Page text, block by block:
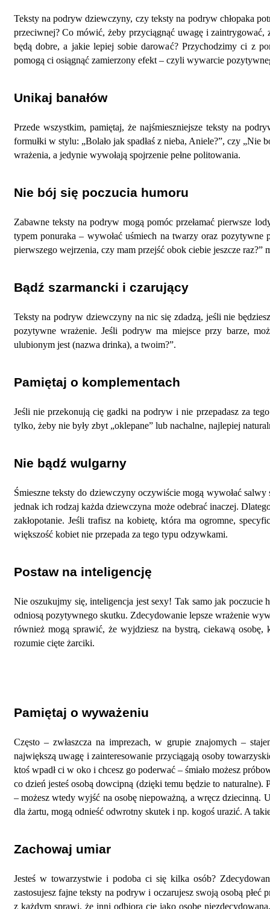
Teksty na podryw dziewczyny, czy teksty na podryw chłopaka
przeciwnej? Co mówić, żeby przyciągnąć uwagę i
będą dobre, a jakie lepiej sobie darować? Przychodzimy ci z
pomogą ci osiągnąć zamierzony efekt – czyli wywarcie
Unikaj banałów
Przede wszystkim, pamiętaj, że najśmieszniejsze teksty na
formułki w stylu: „Bolało jak spadłaś z nieba, Aniele?”, czy
wrażenia, a jedynie wywołają spojrzenie pełne politowania.
Nie bój się poczucia humoru
Zabawne teksty na podryw mogą pomóc przełamać pierwsze
typem ponuraka – wywołać uśmiech na twarzy oraz
pierwszego wejrzenia, czy mam przejść obok ciebie jeszcze raz?”
Bądź szarmancki i czarujący
Teksty na podryw dziewczyny na nic się zdadzą, jeśli nie
pozytywne wrażenie. Jeśli podryw ma miejsce przy barze,
ulubionym jest (nazwa drinka), a twoim?”.
Pamiętaj o komplementach
Jeśli nie przekonują cię gadki na podryw i nie przepadasz za
tylko, żeby nie były zbyt „oklepane” lub nachalne, najlepiej
Nie bądź wulgarny
Śmieszne teksty do dziewczyny oczywiście mogą wywołać
jednak ich rodzaj każda dziewczyna może odebrać inaczej.
zakłopotanie. Jeśli trafisz na kobietę, która ma ogromne,
większość kobiet nie przepada za tego typu odzywkami.
Postaw na inteligencję
Nie oszukujmy się, inteligencja jest sexy! Tak samo jak poczucie
odniosą pozytywnego skutku. Zdecydowanie lepsze wrażenie
również mogą sprawić, że wyjdziesz na bystrą, ciekawą
rozumie cięte żarciki.
Pamiętaj o wyważeniu
Często – zwłaszcza na imprezach, w grupie znajomych –
największą uwagę i zainteresowanie przyciągają osoby
ktoś wpadł ci w oko i chcesz go poderwać – śmiało możesz
co dzień jesteś osobą dowcipną (dzięki temu będzie to
– możesz wtedy wyjść na osobę niepoważną, a wręcz dziecinną.
dla żartu, mogą odnieść odwrotny skutek i np. kogoś urazić. A
Zachowaj umiar
Jesteś w towarzystwie i podoba ci się kilka osób?
zastosujesz fajne teksty na podryw i oczarujesz swoją osobą
z każdym sprawi, że inni odbiorą cię jako osobę